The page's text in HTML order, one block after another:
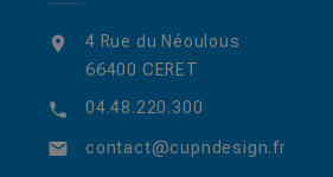

4 Rue du Néoulous
66400 CERET
 04.48.220.300
 contact@cupndesign.fr